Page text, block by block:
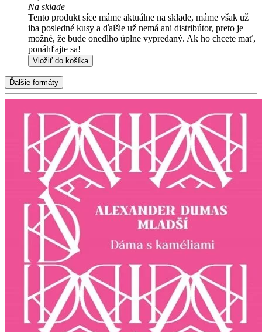
Na sklade
Tento produkt síce máme aktuálne na sklade, máme však už
iba posledné kusy a ďalšie už nemá ani distribútor, preto je
možné, že bude onedlho úplne vypredaný. Ak ho chcete mať,
ponáhľajte sa!
Vložiť do košíka
Ďalšie formáty